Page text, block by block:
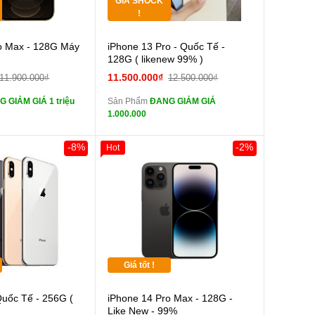
Cường lực 10D full
tai nghe iPhone 6S
tai nghe iPhone X
Pin dự phòng và
Max - 128G Máy
11.900.000₫
GIẢM GIÁ 1 triệu
!
Cường lực 10D full
màn
tai nghe iPhone 6S
Pin dự phòng và
các Phụ Kiện Khác
iPhone 13 Pro - Quốc Tế -
128G ( likenew 99% )
11.500.000₫ 12.500.000₫
Sản PhẩmĐANG GIẢM GIÁ
1.000.000
Khách Hàng
Cường lực 10D full
Tế - 256G (
-8%
Giá tốt !
iPhone 14 Pro Max - 128G -
Like New - 99%
-2%
Hot